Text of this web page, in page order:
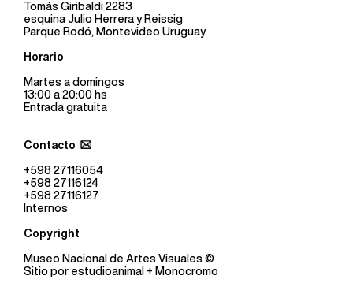
Tomás Giribaldi 2283
esquina Julio Herrera y Reissig
Parque Rodó, Montevideo Uruguay
Horario
Martes a domingos
13:00 a 20:00 hs
Entrada gratuita
Contacto
+598 27116054
+598 27116124
+598 27116127
Internos
Copyright
Museo Nacional de Artes Visuales ©
Sitio por estudioanimal + Monocromo